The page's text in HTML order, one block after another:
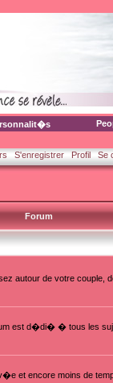
S'enregistrer Profil Se
Forum
autour de votre
est d�di� � tous les
et encore moins de